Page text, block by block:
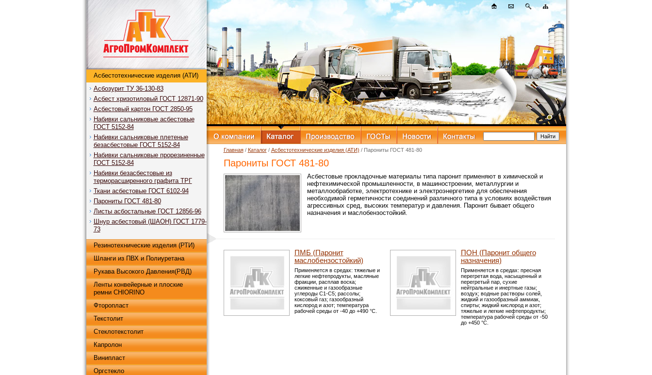
Асбестотехнические изделия (АТИ)
Асбозурит ТУ 36-130-83
Асбест хризотиловый ГОСТ 12871-90
Асбестовый картон ГОСТ 2850-95
Набивки сальниковые асбестовые
ГОСТ 5152-84
Набивки сальниковые плетеные
безасбестовые ГОСТ 5152-84
Набивки сальниковые прорезиненные
ГОСТ 5152-84
Набивки безасбестовые из
терморасширенного графита ТРГ
Ткани асбестовые ГОСТ 6102-94
Парониты ГОСТ 481-80
Листы асбостальные ГОСТ 12856-96
Шнур асбестовый (ШАОН) ГОСТ 1779-
73
Резинотехнические изделия (РТИ)
Шланги из ПВХ и Полиуретана
Рукава Высокого Давления(РВД)
Ленты конвейерные и плоские
ремни CHIORINO
Фторопласт
Текстолит
Стеклотекстолит
Капролон
Винипласт
Оргстекло
Главная/ Каталог/ Асбестотехнические изделия (АТИ) / Парониты ГОСТ 481-80
Парониты ГОСТ 481-80
Асбестовые прокладочные материалы типа паронит применяют в химической и
нефтехимической промышленности, в машиностроении, металлургии и
металлообработке, электротехнике и электроэнергетике для обеспечения
необходимой герметичности соединений различного типа в условиях воздействия
агрессивных сред, высоких температур и давления. Паронит бывает общего
назначения и маслобензостойкий.
ПМБ (Паронит
маслобензостойкий)
Применяется в средах: тяжелые и
легкие нефтепродукты, масляные
фракции, расплав воска;
сжиженные и газообразные
углероды С1-С5; рассолы;
коксовый газ; газообразный
кислород и азот; температура
рабочей среды от -40 до +490 °С.
ПОН (Паронит общего
назначения)
Применяется в средах: пресная
перегретая вода, насыщенный и
перегретый пар, сухие
нейтральные и инертные газы;
воздух; водные растворы солей,
жидкий и газообразный аммиак,
спирты; жидкий кислород и азот;
тяжелые и легкие нефтепродукты;
температура рабочей среды от -50
до +450 °С.